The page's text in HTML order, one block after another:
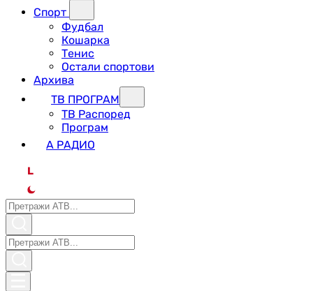
Спорт
Фудбал
Кошарка
Тенис
Остали спортови
Архива
ТВ ПРОГРАМ
ТВ Распоред
Програм
А РАДИО
L